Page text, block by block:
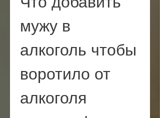
мужу в
алкоголь чтобы
воротило от
алкоголя